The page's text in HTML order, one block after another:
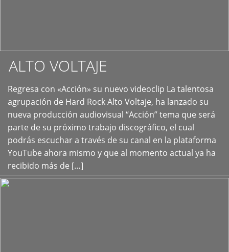
ALTO VOLTAJE
Regresa con «Acción» su nuevo videoclip La talentosa
agrupación de Hard Rock Alto Voltaje, ha lanzado su
nueva producción audiovisual “Acción” tema que será
parte de su próximo trabajo discográfico, el cual
podrás escuchar a través de su canal en la plataforma
YouTube ahora mismo y que al momento actual ya ha
recibido más de […]
+